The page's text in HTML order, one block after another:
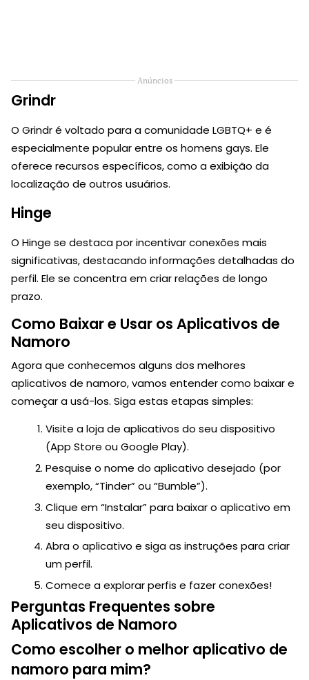
Anúncios
Grindr
O Grindr é voltado para a comunidade LGBTQ+ e é
especialmente popular entre os homens gays. Ele
oferece recursos específicos, como a exibição da
localização de outros usuários.
Hinge
O Hinge se destaca por incentivar conexões mais
significativas, destacando informações detalhadas do
perfil. Ele se concentra em criar relações de longo
prazo.
Como Baixar e Usar os Aplicativos de
Namoro
Agora que conhecemos alguns dos melhores
aplicativos de namoro, vamos entender como baixar e
começar a usá-los. Siga estas etapas simples:
Visite a loja de aplicativos do seu dispositivo
(App Store ou Google Play).
Pesquise o nome do aplicativo desejado (por
exemplo, “Tinder” ou “Bumble”).
Clique em “Instalar” para baixar o aplicativo em
seu dispositivo.
Abra o aplicativo e siga as instruções para criar
um perfil.
Comece a explorar perfis e fazer conexões!
Perguntas Frequentes sobre
Aplicativos de Namoro
Como escolher o melhor aplicativo de
namoro para mim?